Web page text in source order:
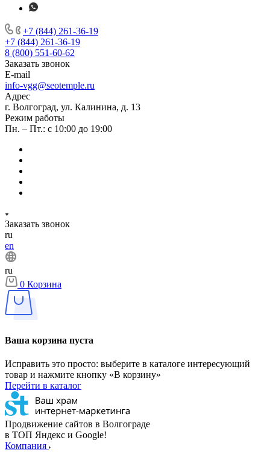
+7 (844) 261-36-19
+7 (844) 261-36-19
8 (800) 551-60-62
Заказать звонок
E-mail
info-vgg@seotemple.ru
Адрес
г. Волгоград, ул. Калинина, д. 13
Режим работы
Пн. – Пт.: с 10:00 до 19:00
Заказать звонок
ru
en
ru
0 Корзина
Ваша корзина пуста
Исправить это просто: выберите в каталоге интересующий
товар и нажмите кнопку «В корзину»
Перейти в каталог
Продвижение сайтов в Волгограде
в ТОП Яндекс и Google!
Компания